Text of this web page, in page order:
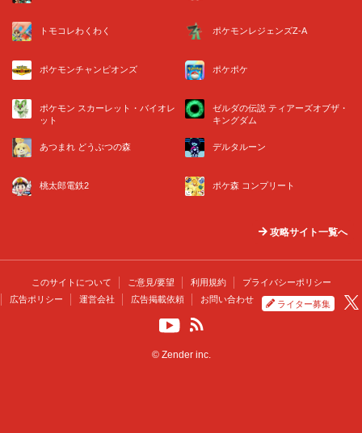
トモコレわくわく ポケモンレジェンズZ-A
ポケモンチャンピオンズ ポケポケ
ポケモン スカーレット・バイオレ
ット
ゼルダの伝説 ティアーズオブザ・
キングダム
あつまれ どうぶつの森 デルタルーン
桃太郎電鉄2 ポケ森 コンプリート
攻略サイト一覧へ
このサイトについて ご意見/要望 利用規約
プライバシーポリシー
広告ポリシー
運営会社 広告掲載依頼 お問い合わせ ライター募集
© Zender inc.